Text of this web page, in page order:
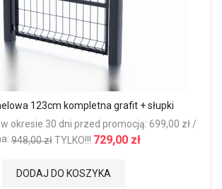
123cm kompletna grafit + słupki
okresie 30 dni przed promocją: 699,00 zł /
948,00 zł TYLKO!!! 729,00 zł
DODAJ DO KOSZYKA
do Ulubionych